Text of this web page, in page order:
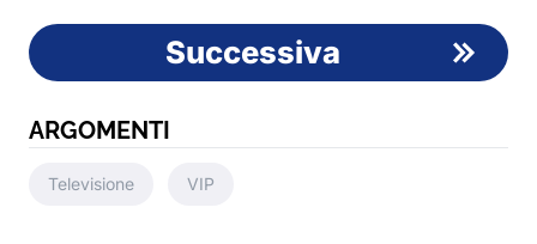
Successiva
ARGOMENTI
Televisione VIP